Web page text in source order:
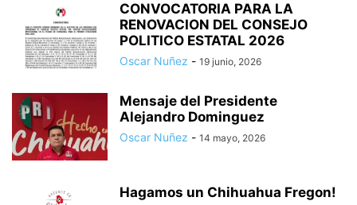
CONVOCATORIA PARA LA
RENOVACION DEL CONSEJO
POLITICO ESTATAL 2026
Oscar Nuñez - 19 junio, 2026
Mensaje del Presidente
Alejandro Dominguez
Oscar Nuñez - 14 mayo, 2026
Hagamos un Chihuahua Fregon!